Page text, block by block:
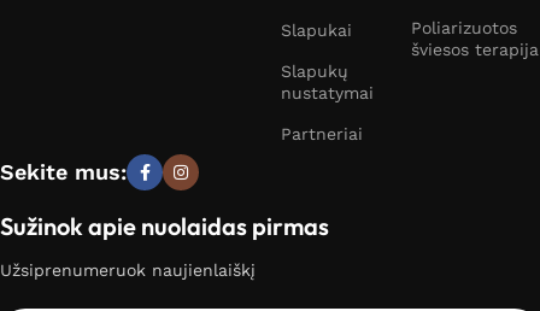
Slapukai
Slapukų
nustatymai
Partneriai
Poliarizuotos
šviesos terapija
Sekite mus:
Sužinok apie nuolaidas pirmas
Užsiprenumeruok naujienlaiškį